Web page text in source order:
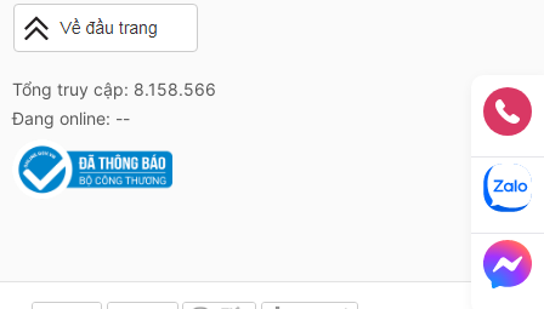
Tổng truy cập: 8.158.566
Đang online: --